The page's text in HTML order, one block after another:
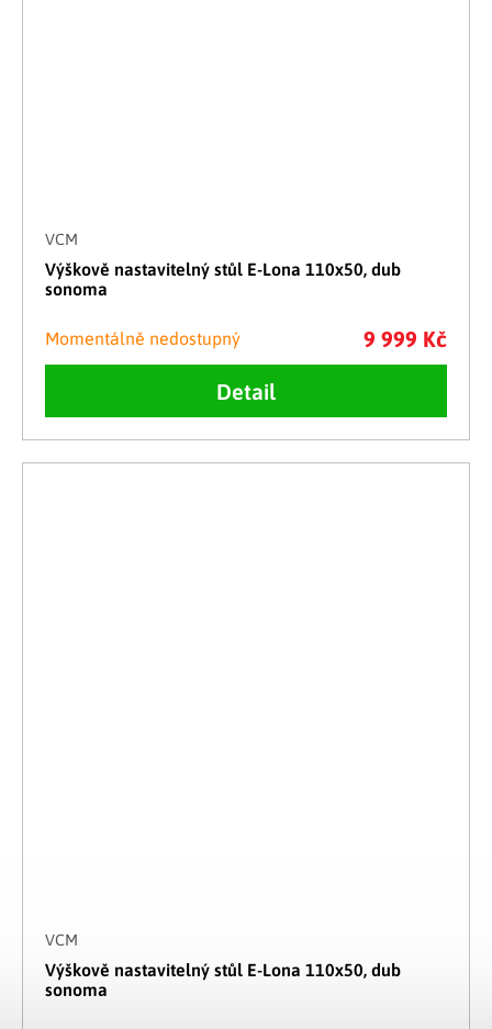
VCM
Výškově nastavitelný stůl E-Lona 110x50, dub
sonoma
Momentálně nedostupný 9 999 Kč
Detail
VCM
Výškově nastavitelný stůl E-Lona 110x50, dub
sonoma